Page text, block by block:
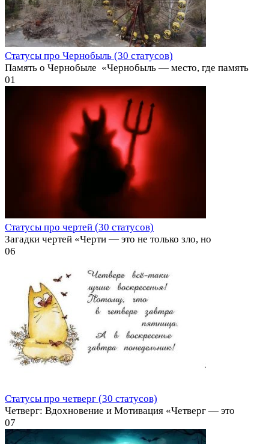
Статусы про Чернобыль (30 статусов)
Память о Чернобыле ️ «Чернобыль — место, где память
01
Статусы про чертей (30 статусов)
Загадки чертей «Черти — это не только зло, но
06
Статусы про четверг (30 статусов)
Четверг: Вдохновение и Мотивация «Четверг — это
07